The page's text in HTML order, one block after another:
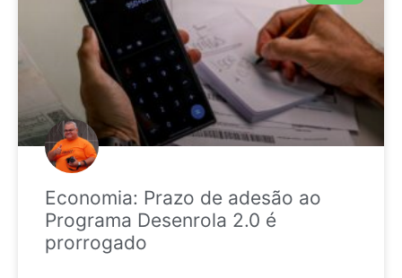
Economia: Prazo de adesão ao
Programa Desenrola 2.0 é
prorrogado